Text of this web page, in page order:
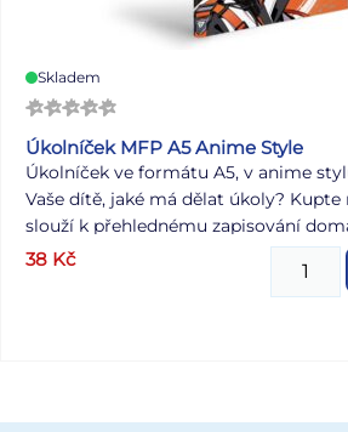
Skladem
Úkolníček MFP A5 Anime Style
Úkolníček ve formátu A5, v anime
Vaše dítě, jaké má dělat úkoly?
slouží k přehlednému zapisování
ÚKOLNÍČEK OBSAHUJE: - osobní
prostor pro poznámky - malá
38 Kč